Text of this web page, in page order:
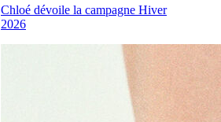
Chloé dévoile la campagne Hiver
2026